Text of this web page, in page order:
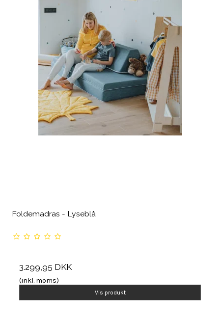
Foldemadras - Lyseblå
3.299,95 DKK
(inkl. moms)
Vis produkt